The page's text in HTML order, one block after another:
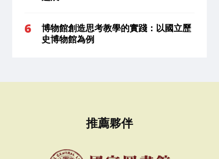
博物館創造思考教學的實踐：以國立歷
史博物館為例
推薦夥伴